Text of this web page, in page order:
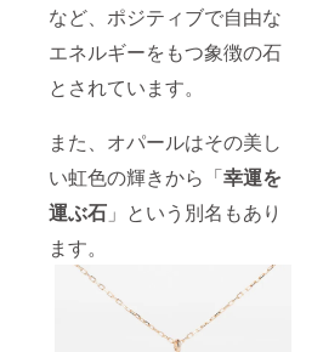
など、ポジティブで自由な
エネルギーをもつ象徴の石
とされています。
また、オパールはその美し
い虹色の輝きから「幸運を
運ぶ石 」という別名もあり
ます。